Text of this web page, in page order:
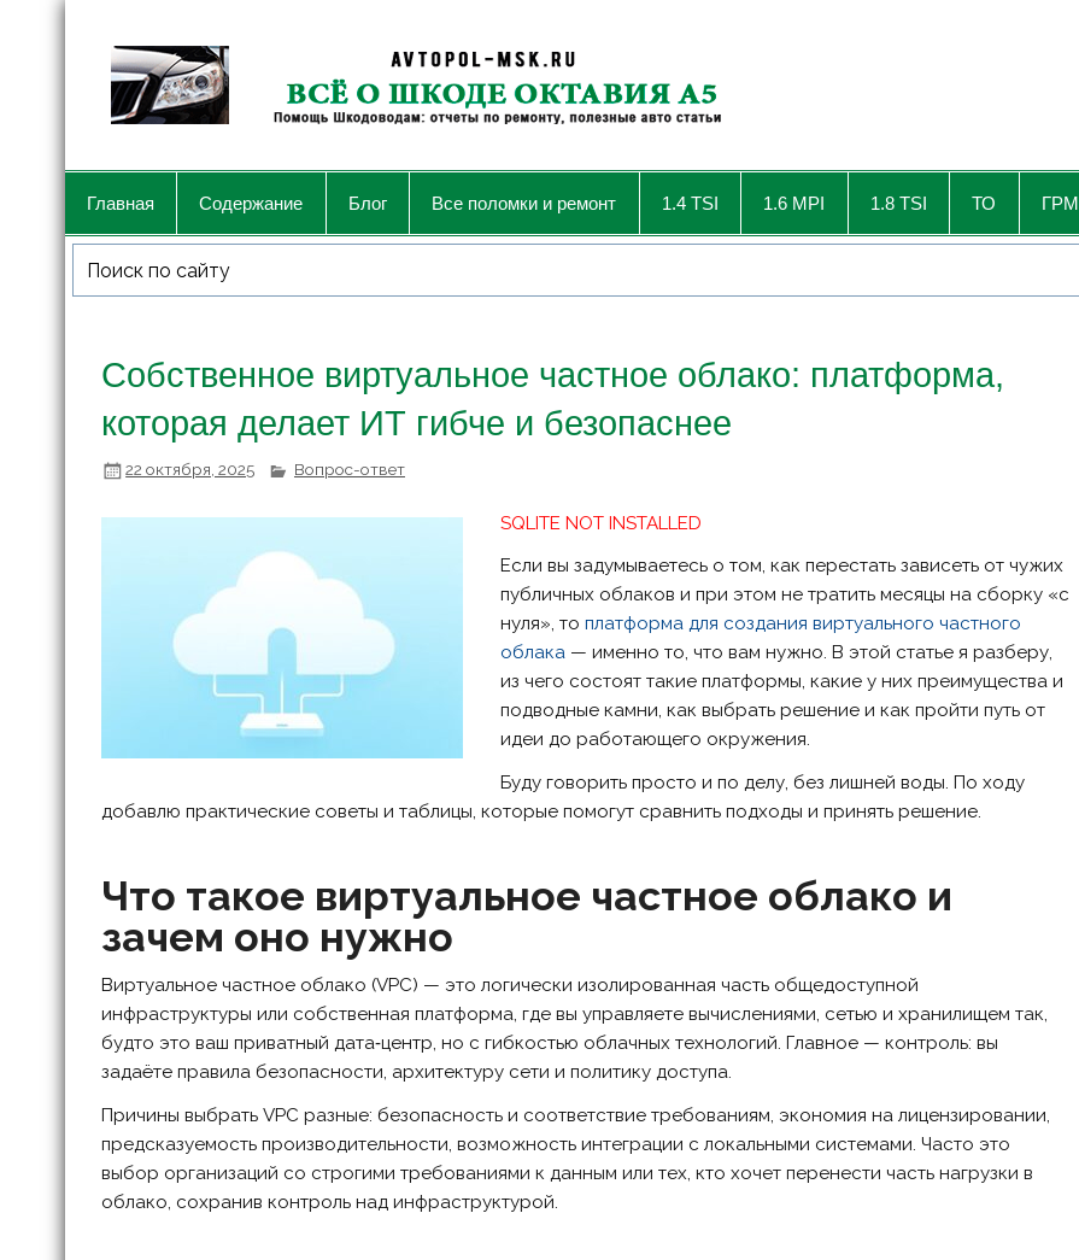
Главная Содержание Блог Все поломки и ремонт 1.4 TSI 1.6 MPI 1.8 TSI ТО ГРМ
Собственное виртуальное частное облако: платформа,
которая делает ИТ гибче и безопаснее
22 октября, 2025 Вопрос-ответ
SQLITE NOT INSTALLED
Если вы задумываетесь о том, как перестать зависеть от чужих
публичных облаков и при этом не тратить месяцы на сборку «с
нуля», то платформа для создания виртуального частного
облака— именно то, что вам нужно. В этой статье я разберу,
из чего состоят такие платформы, какие у них преимущества и
подводные камни, как выбрать решение и как пройти путь от
идеи до работающего окружения.
Буду говорить просто и по делу, без лишней воды. По ходу
добавлю практические советы и таблицы, которые помогут сравнить подходы и принять решение.
Что такое виртуальное частное облако и
зачем оно нужно
Виртуальное частное облако (VPC) — это логически изолированная часть общедоступной
инфраструктуры или собственная платформа, где вы управляете вычислениями, сетью и хранилищем так,
будто это ваш приватный дата‑центр, но с гибкостью облачных технологий. Главное — контроль: вы
задаёте правила безопасности, архитектуру сети и политику доступа.
Причины выбрать VPC разные: безопасность и соответствие требованиям, экономия на лицензировании,
предсказуемость производительности, возможность интеграции с локальными системами. Часто это
выбор организаций со строгими требованиями к данным или тех, кто хочет перенести часть нагрузки в
облако, сохранив контроль над инфраструктурой.